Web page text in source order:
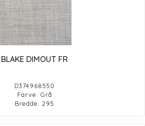
BLAKE DIMOUT FR
D374968550
Farve: Grå
Bredde: 295